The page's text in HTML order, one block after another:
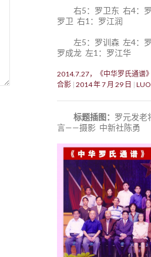
右5：罗卫东 右4：
罗卫 右1：罗江润
左5：罗训森 左4：
罗成龙 左1：罗江华
2014.7.27，《中华罗氏通谱
合影 2014 年 7 月 29 日
标题插图： 罗元发老
言——摄影 中新社陈勇